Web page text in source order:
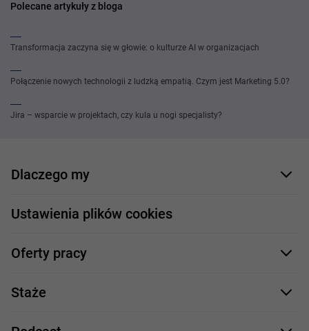
Polecane artykuły z bloga
Transformacja zaczyna się w głowie: o kulturze AI w organizacjach
Połączenie nowych technologii z ludzką empatią. Czym jest Marketing 5.0?
Jira – wsparcie w projektach, czy kula u nogi specjalisty?
Dlaczego my
Nasi pracownicy
Nasze projekty
Profile zawodowe
Ustawienia plików cookies
Oferty pracy
Formularz aplikacyjny
Staże
Staże IT